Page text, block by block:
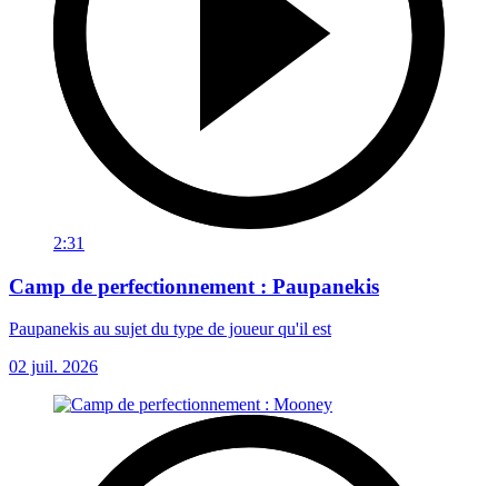
2:31
Camp de perfectionnement : Paupanekis
Paupanekis au sujet du type de joueur qu'il est
02 juil. 2026